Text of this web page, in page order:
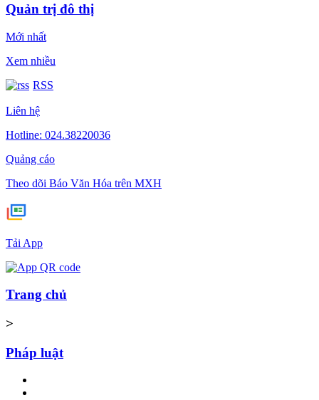
Quản trị đô thị
Mới nhất
Xem nhiều
RSS
Liên hệ
Hotline: 024.38220036
Quảng cáo
Theo dõi Báo Văn Hóa trên MXH
Tải App
Trang chủ
>
Pháp luật